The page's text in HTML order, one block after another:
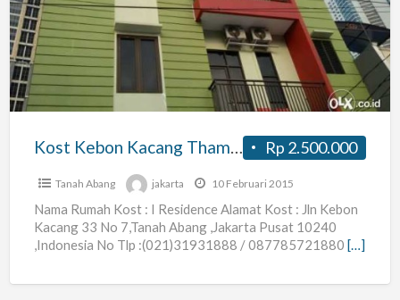
Kacang
Thamrin
Dekat
Plaza
Indonesia
Rp 2.500.000
Kost Kebon Kacang Thamrin Dekat Plaza Indonesia Hi
Tanah Abang jakarta 10 Februari 2015
Nama Rumah Kost : I Residence Alamat Kost : Jln Kebon
Kacang 33 No 7,Tanah Abang ,Jakarta Pusat 10240
,Indonesia No Tlp :(021)31931888 / 087785721880 […]